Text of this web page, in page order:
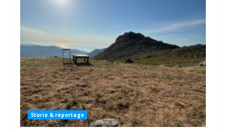
Storie & reportage